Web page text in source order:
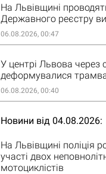
На Львівщині
Державного реєстру
06.08.2026, 00:47
У центрі Львова через
деформувалися
06.08.2026, 00:40
Новини від 04.08.2026
На Львівщині поліція
участі двох
мотоциклістів